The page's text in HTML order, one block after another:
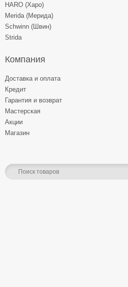
HARO (Харо)
Merida (Мерида)
Schwinn (Швин)
Strida
Компания
Доставка и оплата
Кредит
Гарантия и возврат
Мастерская
Акции
Магазин